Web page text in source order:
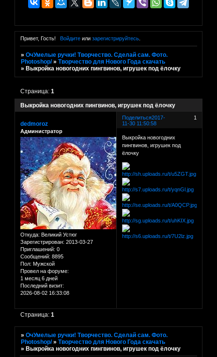
Привет, Гость! Войдитеили зарегистрируйтесь.
»ОчУмелые ручки! Творчество. Сделай сам. Фото.
Photoshop/ »Творчество для Нового Года скачать
» Выкройка новогодних пингвинов, игрушек под ёлочку
Выкройка новогодних пингвинов, игрушек под ёлочку
Страница:1
Поделиться 1
2017-
11-30 11:50:58
dedmoroz
Администратор
Откуда: Великий Устюг
Зарегистрирован: 2013-03-27
Приглашений: 0
Сообщений: 8895
Пол: Мужской
Провел на форуме:
1 месяц 6 дней
Последний визит:
2026-08-02 16:33:08
Выкройка новогодних
пингвинов, игрушек под
ёлочку
Страница:1
»ОчУмелые ручки! Творчество. Сделай сам. Фото.
Photoshop/ »Творчество для Нового Года скачать
»Выкройка новогодних пингвинов, игрушек под ёлочку